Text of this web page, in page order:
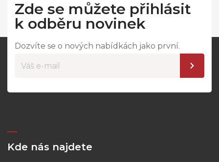
Zde se můžete přihlásit
k odběru novinek
Dozvíte se o nových nabídkách jako první.
Kde nás najdete